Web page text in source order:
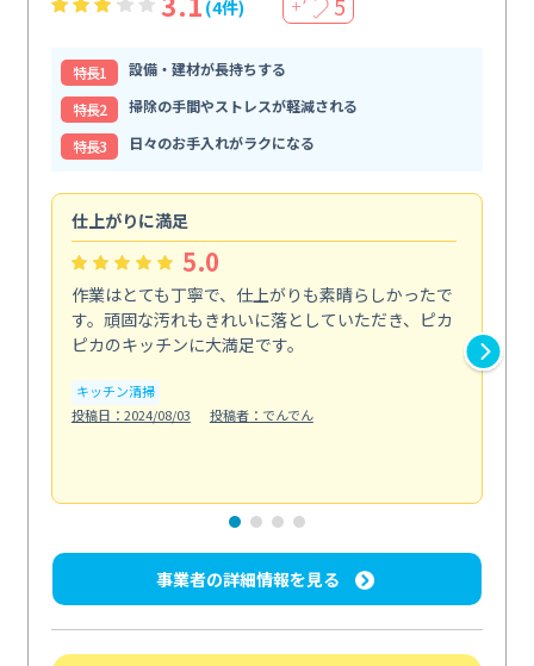
(4件) ＋ 5
特⻑1
設備・建材が長持ちする
特⻑2
掃除の手間やストレスが軽減される
特⻑3
日々のお手入れがラクになる
仕上がりに満足
5.0
作業はとても丁寧で、仕上がりも素晴らしかったで
す。頑固な汚れもきれいに落としていただき、ピカ
ピカのキッチンに大満足です。
キッチン清掃
投稿日：2024/08/03
投稿者：でんでん
事業者の詳細情報を見る